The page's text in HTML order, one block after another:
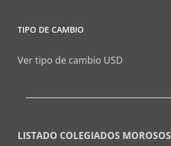
TIPO DE CAMBIO
Ver tipo de cambio USD
LISTADO COLEGIADOS MOROSOS